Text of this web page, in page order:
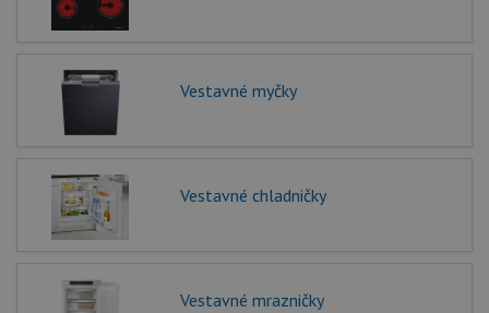
Vestavné myčky
Vestavné chladničky
Vestavné mrazničky